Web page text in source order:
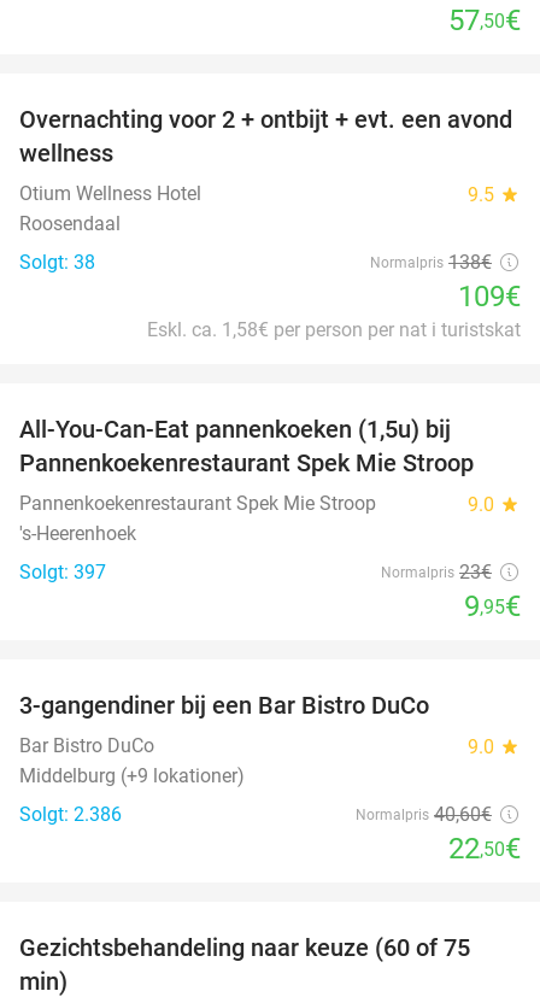
57,50€
21%
Overnachting voor 2 + ontbijt + evt. een avond
wellness
Otium Wellness Hotel 9.5 star
Roosendaal
Solgt: 38
Normalpris 138€
109€
Eskl. ca. 1,58€ per person per nat i turistskat
All-You-Can-Eat pannenkoeken (1,5u) bij
Pannenkoekenrestaurant Spek Mie Stroop
Pannenkoekenrestaurant Spek Mie Stroop 9.0 star
's-Heerenhoek
Solgt: 397
Normalpris 23€
9,95€
3-gangendiner bij een Bar Bistro DuCo
Bar Bistro DuCo 9.0 star
Middelburg (+9 lokationer)
Solgt: 2.386
Normalpris 40,60€
22,50€
52%
Gezichtsbehandeling naar keuze (60 of 75
min)